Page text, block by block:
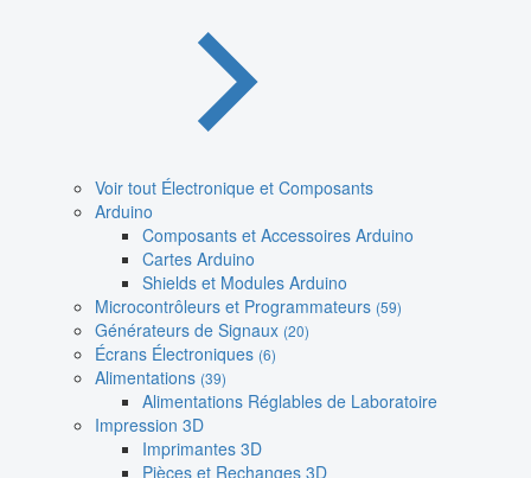
Voir tout Électronique et Composants
Arduino
Composants et Accessoires Arduino
Cartes Arduino
Shields et Modules Arduino
Microcontrôleurs et Programmateurs (59)
Générateurs de Signaux (20)
Écrans Électroniques (6)
Alimentations (39)
Alimentations Réglables de Laboratoire
Impression 3D
Imprimantes 3D
Pièces et Rechanges 3D